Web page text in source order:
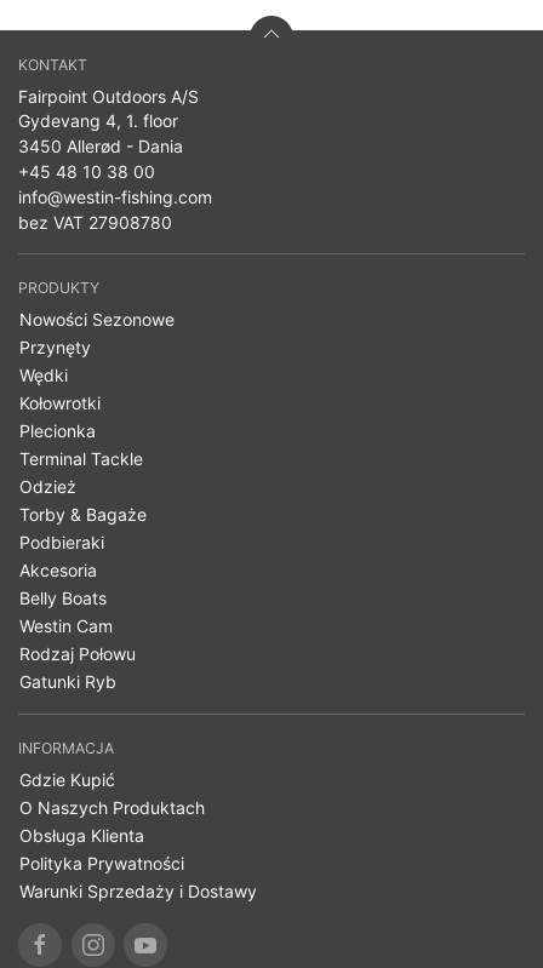
KONTAKT
Fairpoint Outdoors A/S
Gydevang 4, 1. floor
3450 Allerød - Dania
+45 48 10 38 00
info@westin-fishing.com
bez VAT 27908780
PRODUKTY
Nowości Sezonowe
Przynęty
Wędki
Kołowrotki
Plecionka
Terminal Tackle
Odzież
Torby & Bagaże
Podbieraki
Akcesoria
Belly Boats
Westin Cam
Rodzaj Połowu
Gatunki Ryb
INFORMACJA
Gdzie Kupić
O Naszych Produktach
Obsługa Klienta
Polityka Prywatności
Warunki Sprzedaży i Dostawy